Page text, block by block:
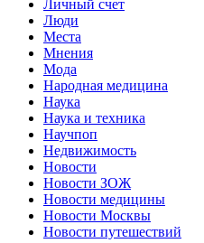
Личный счет
Люди
Места
Мнения
Мода
Народная медицина
Наука
Наука и техника
Научпоп
Недвижимость
Новости
Новости ЗОЖ
Новости медицины
Новости Москвы
Новости путешествий